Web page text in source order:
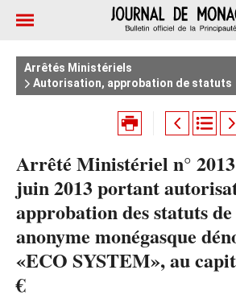
Arrêtés Ministériels
Autorisation, approbation de statuts
Arrêté Ministériel n°
juin 2013 portant
approbation des statuts
anonyme monégasque
«ECO SYSTEM», au
€